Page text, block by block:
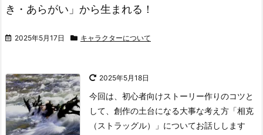
き・あらがい」から生まれる！
2025年5月17日 キャラクターについて
2025年5月18日
今回は、初心者向けストーリー作りのコツと
して、創作の土台になる大事な考え方「相克
（ストラッグル）」についてお話しします